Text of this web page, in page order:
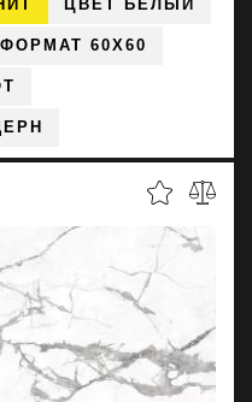
ЦВЕТ БЕЛЫЙ
ФОРМАТ 60X60